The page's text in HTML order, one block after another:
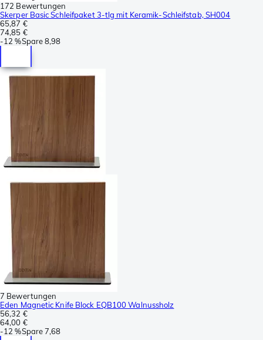
172 Bewertungen
Skerper Basic Schleifpaket 3-tlg mit Keramik-Schleifstab, SH004
65,87 €
74,85 €
-12 %Spare8,98
7 Bewertungen
Eden Magnetic Knife Block EQB100 Walnussholz
56,32 €
64,00 €
-12 %Spare7,68